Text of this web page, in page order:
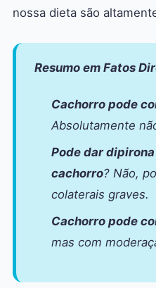
nossa dieta são
Resumo em Fatos
Cachorro pode
Absolutamente
Pode dar
cachorro? Não,
colaterais graves.
Cachorro pode
mas com